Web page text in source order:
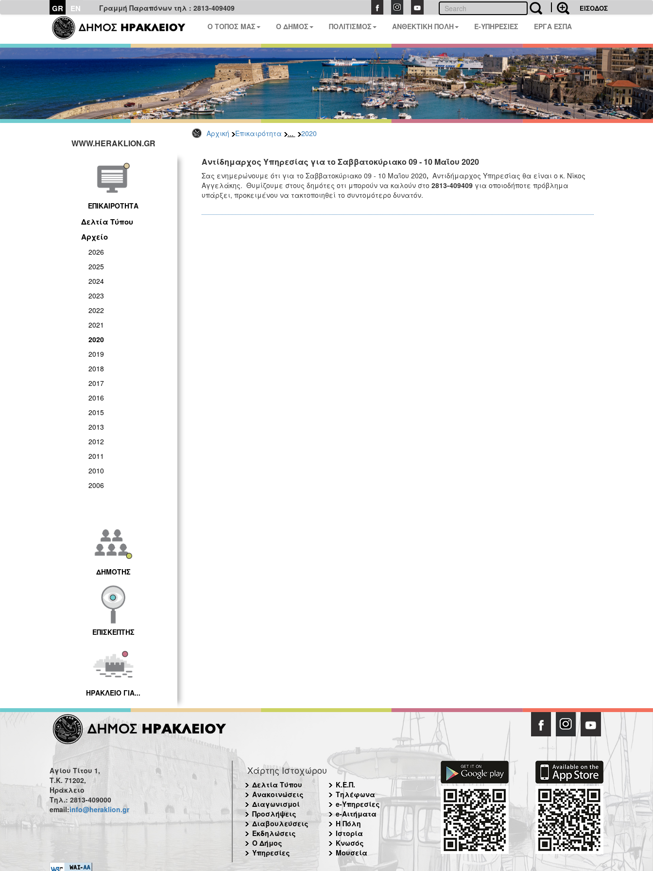
GR EN Γραμμή Παραπόνων τηλ : 2813-409409 ΕΙΣΟΔΟΣ
Ο ΤΟΠΟΣ ΜΑΣ Ο ΔΗΜΟΣ ΠΟΛΙΤΙΣΜΟΣ ΑΝΘΕΚΤΙΚΗ ΠΟΛΗ E-ΥΠΗΡΕΣΙΕΣ ΕΡΓΑ ΕΣΠΑ
Αρχική Επικαιρότητα ... 2020
WWW.HERAKLION.GR
ΕΠΙΚΑΙΡΟΤΗΤΑ
Δελτία Τύπου
Αρχείο
2026
2025
2024
2023
2022
2021
2020
2019
2018
2017
2016
2015
2013
2012
2011
2010
2006
ΔΗΜΟΤΗΣ
ΕΠΙΣΚΕΠΤΗΣ
ΗΡΑΚΛΕΙΟ ΓΙΑ...
Αντίδημαρχος Υπηρεσίας για τo Σαββατοκύριακο 09 - 10 Μαΐου 2020
Σας ενημερώνουμε ότι για το Σαββατοκύριακο 09 - 10 Μαΐου 2020, Αντιδήμαρχος Υπηρεσίας θα είναι ο κ. Νίκος
Αγγελάκης. Θυμίζουμε στους δημότες οτι μπορούν να καλούν στο 2813-409409για οποιοδήποτε πρόβλημα
υπάρξει, προκειμένου να τακτοποιηθεί το συντομότερο δυνατόν.
Αγίου Τίτου 1,
Τ.Κ. 71202,
Ηράκλειο
Τηλ.: 2813-409000
email:info@heraklion.gr
Χάρτης Ιστοχώρου
Δελτία Τύπου
Ανακοινώσεις
Διαγωνισμοί
Προσλήψεις
Διαβουλεύσεις
Εκδηλώσεις
Ο Δήμος
Υπηρεσίες
Κ.Ε.Π.
Τηλέφωνα
e-Υπηρεσίες
e-Αιτήματα
Η Πόλη
Ιστορία
Κνωσός
Μουσεία